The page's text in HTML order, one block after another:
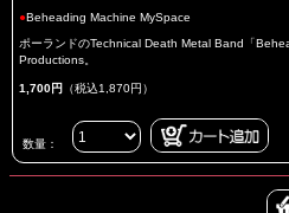
●Beheading Machine MySpace
ポーランドのTechnical Death Metal Band「
Productions。
1,700円 （税込1,870円）
数量：